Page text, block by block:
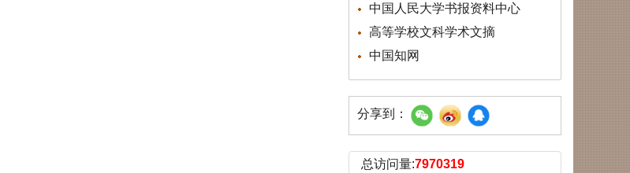
中国人民大学书报资料中心
高等学校文科学术文摘
中国知网
分享到：
总访问量:7970319